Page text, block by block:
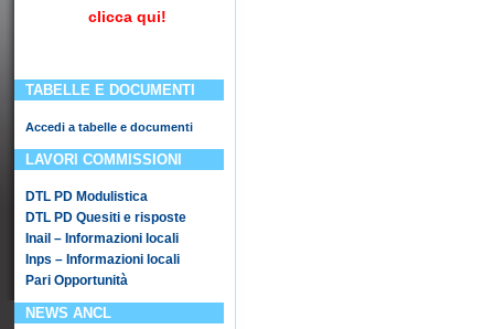
clicca qui!
TABELLE E DOCUMENTI
Accedi a tabelle e documenti
LAVORI COMMISSIONI
DTL PD Modulistica
DTL PD Quesiti e risposte
Inail – Informazioni locali
Inps – Informazioni locali
Pari Opportunità
NEWS ANCL